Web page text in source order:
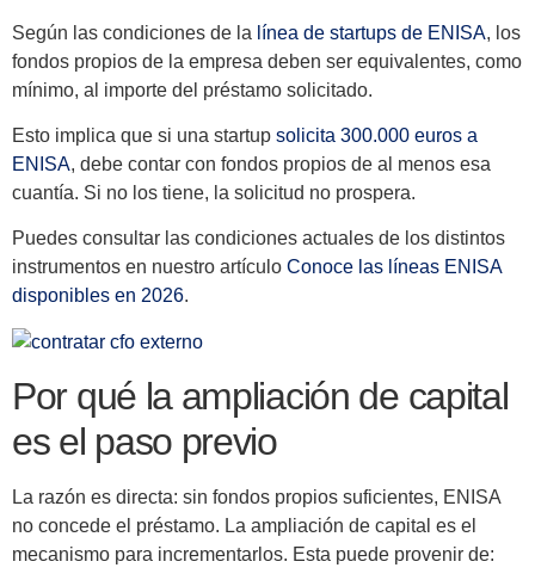
Según las condiciones de la línea de startups de ENISA, los
fondos propios de la empresa deben ser equivalentes, como
mínimo, al importe del préstamo solicitado.
Esto implica que si una startup solicita 300.000 euros a
ENISA, debe contar con fondos propios de al menos esa
cuantía. Si no los tiene, la solicitud no prospera.
Puedes consultar las condiciones actuales de los distintos
instrumentos en nuestro artículo Conoce las líneas ENISA
disponibles en 2026.
Por qué la ampliación de capital
es el paso previo
La razón es directa: sin fondos propios suficientes, ENISA
no concede el préstamo. La ampliación de capital es el
mecanismo para incrementarlos. Esta puede provenir de: